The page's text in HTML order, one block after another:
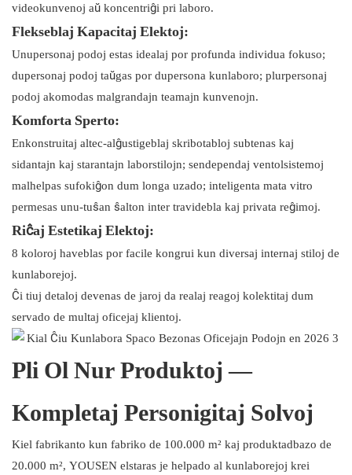
videokunvenoj aŭ koncentriĝi pri laboro.
Flekseblaj Kapacitaj Elektoj:
Unupersonaj podoj estas idealaj por profunda individua fokuso;
dupersonaj podoj taŭgas por dupersona kunlaboro; plurpersonaj
podoj akomodas malgrandajn teamajn kunvenojn.
Komforta Sperto:
Enkonstruitaj altec-alĝustigeblaj skribotabloj subtenas kaj
sidantajn kaj starantajn laborstilojn; sendependaj ventolsistemoj
malhelpas sufokiĝon dum longa uzado; inteligenta mata vitro
permesas unu-tuŝan ŝalton inter travidebla kaj privata reĝimoj.
Riĉaj Estetikaj Elektoj:
8 koloroj haveblas por facile kongrui kun diversaj internaj stiloj de
kunlaborejoj.
Ĉi tiuj detaloj devenas de jaroj da realaj reagoj kolektitaj dum
servado de multaj oficejaj klientoj.
Pli Ol Nur Produktoj —
Kompletaj Personigitaj Solvoj
Kiel fabrikanto kun fabriko de 100.000 m² kaj produktadbazo de
20.000 m², YOUSEN elstaras je helpado al kunlaborejoj krei